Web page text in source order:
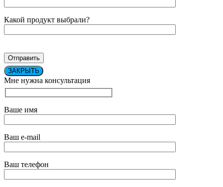
Какой продукт выбрали?
ЗАКРЫТЬ
Мне нужна консультация
Ваше имя
Ваш e-mail
Ваш телефон